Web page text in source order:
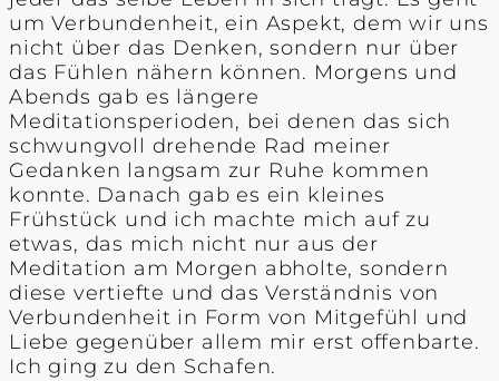
um Verbundenheit, ein Aspekt, dem wir uns
nicht über das Denken, sondern nur über
das Fühlen nähern können. Morgens und
Abends gab es längere
Meditationsperioden, bei denen das sich
schwungvoll drehende Rad meiner
Gedanken langsam zur Ruhe kommen
konnte. Danach gab es ein kleines
Frühstück und ich machte mich auf zu
etwas, das mich nicht nur aus der
Meditation am Morgen abholte, sondern
diese vertiefte und das Verständnis von
Verbundenheit in Form von Mitgefühl und
Liebe gegenüber allem mir erst offenbarte.
Ich ging zu den Schafen.